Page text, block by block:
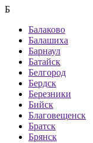
Б
Балаково
Балашиха
Барнаул
Батайск
Белгород
Бердск
Березники
Бийск
Благовещенск
Братск
Брянск